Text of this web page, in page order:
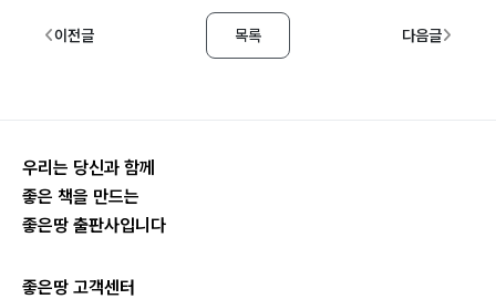
이전글 목록 다음글
우리는 당신과 함께
좋은 책을 만드는
좋은땅 출판사입니다
좋은땅 고객센터